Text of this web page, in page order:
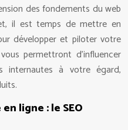
des fondements du web
il est temps de mettre en
développer et piloter votre
permettront d’influencer
internautes à votre égard,
ligne : le SEO